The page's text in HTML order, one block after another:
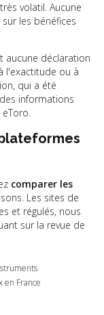
volatil. Aucune
les bénéfices
aucune déclaration
l'exactitude ou à
qui a été
informations
comparer les
Les sites de
et régulés, nous
sur la revue de
en France